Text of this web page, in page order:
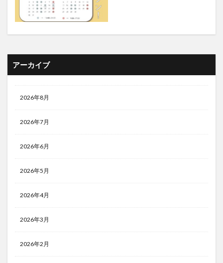
アーカイブ
2026年8月
2026年7月
2026年6月
2026年5月
2026年4月
2026年3月
2026年2月